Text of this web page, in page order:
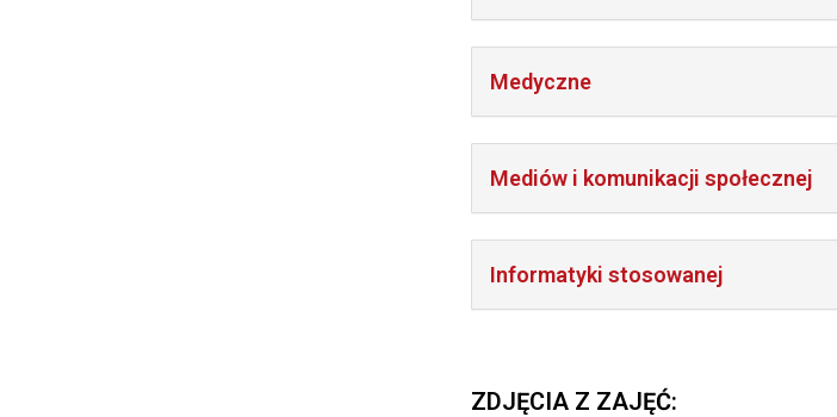
Medyczne
Mediów i komunikacji społecznej
Informatyki stosowanej
ZDJĘCIA Z ZAJĘĆ: